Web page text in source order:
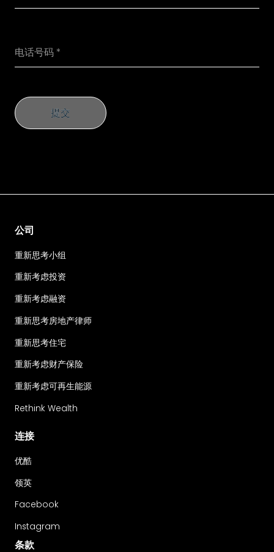
提交
提交
公司
重新思考小组
重新考虑投资
重新考虑融资
重新思考房地产律师
重新思考住宅
重新考虑财产保险
重新考虑可再生能源
Rethink Wealth
连接
优酷
领英
Facebook
Instagram
条款